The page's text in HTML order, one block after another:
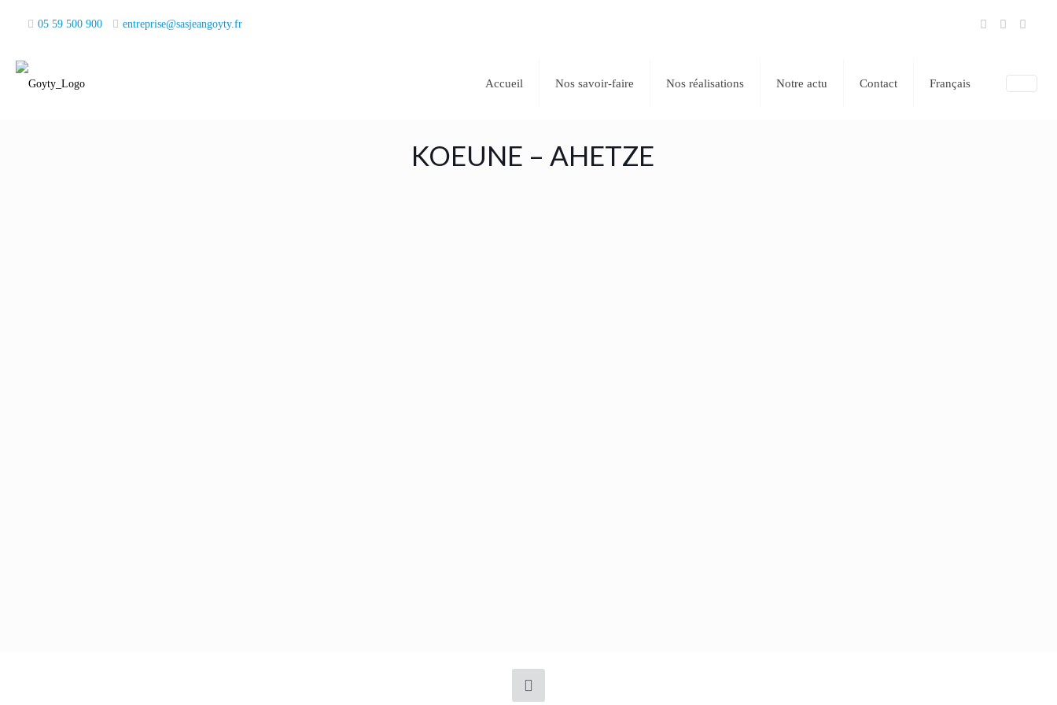
05 59 500 900 entreprise@sasjeangoyty.fr
Accueil Nos savoir-faire Nos réalisations Notre actu Contact Français
KOEUNE – AHETZE